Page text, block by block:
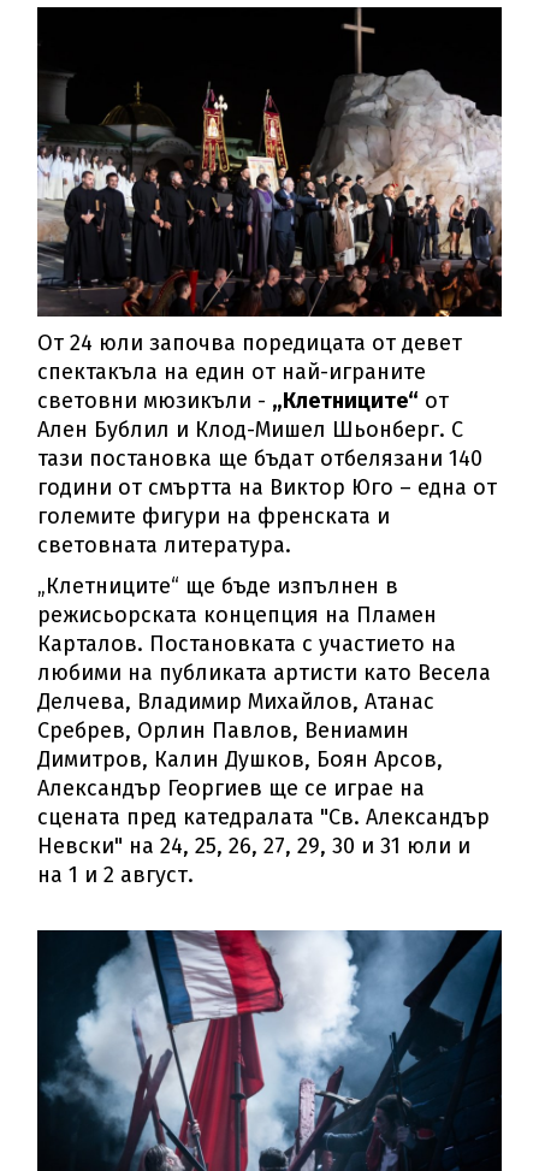
От 24 юли започва поредицата от девет
спектакъла на един от най-играните
световни мюзикъли - „Клетниците“ от
Ален Бублил и Клод-Мишел Шьонберг. С
тази постановка ще бъдат отбелязани 140
години от смъртта на Виктор Юго – една от
големите фигури на френската и
световната литература.
„Клетниците“ ще бъде изпълнен в
режисьорската концепция на Пламен
Карталов. Постановката с участието на
любими на публиката артисти като Весела
Делчева, Владимир Михайлов, Атанас
Сребрев, Орлин Павлов, Вениамин
Димитров, Калин Душков, Боян Арсов,
Александър Георгиев ще се играе на
сцената пред катедралата "Св. Александър
Невски" на 24, 25, 26, 27, 29, 30 и 31 юли и
на 1 и 2 август.